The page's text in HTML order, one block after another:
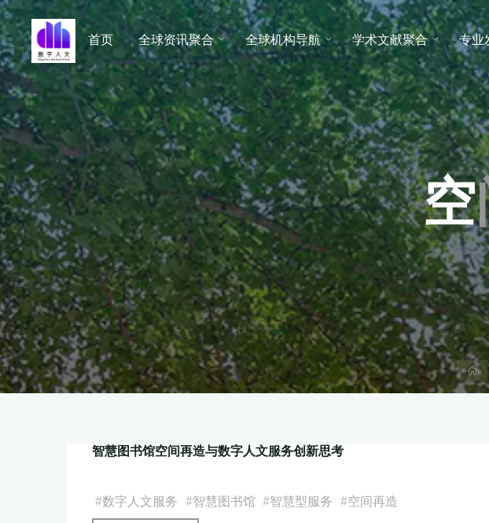
跳
至
内
容
数字人
文 |
DHCN
首页 全球资讯聚合 全球机构导航 学术文献聚合 专业
空
首
页
智慧图书馆空间再造与数字人文服务创新思考
#数字人文服务 #智慧图书馆 #智慧型服务 #空间再造